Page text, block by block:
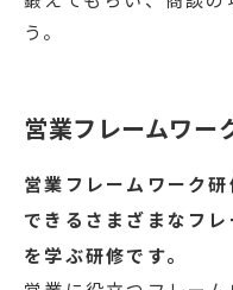
う。
営業フレームワー
営業フレームワーク
できるさまざまなフ
を学ぶ研修です。